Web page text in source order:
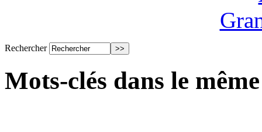
Rechercher
Mots-clés dans le